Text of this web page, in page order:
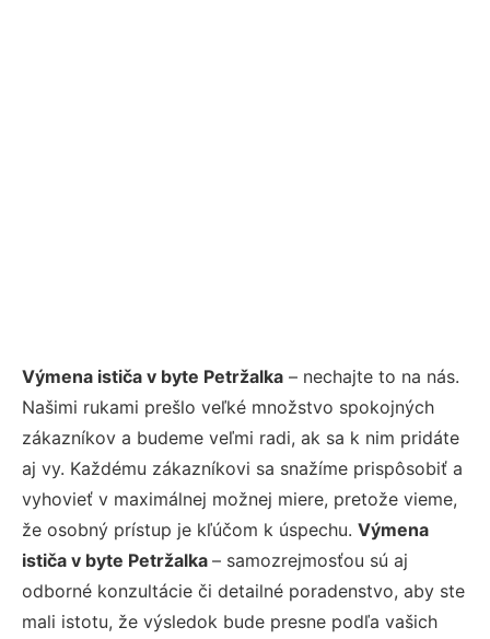
Výmena ističa v byte Petržalka – nechajte to na nás.
Našimi rukami prešlo veľké množstvo spokojných
zákazníkov a budeme veľmi radi, ak sa k nim pridáte
aj vy. Každému zákazníkovi sa snažíme prispôsobiť a
vyhovieť v maximálnej možnej miere, pretože vieme,
že osobný prístup je kľúčom k úspechu. Výmena
ističa v byte Petržalka – samozrejmosťou sú aj
odborné konzultácie či detailné poradenstvo, aby ste
mali istotu, že výsledok bude presne podľa vašich